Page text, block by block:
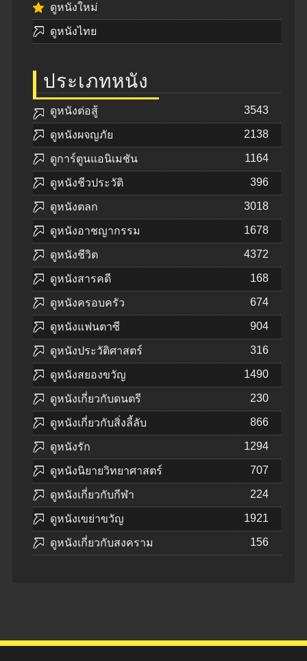
ดูหนังใหม่
ดูหนังไทย
ประเภทหนัง
ดูหนังต่อสู้ 3543
ดูหนังผจญภัย 2138
ดูการ์ตูนแอนิเมชัน 1164
ดูหนังชีวประวัติ 396
ดูหนังตลก 3018
ดูหนังอาชญากรรม 1678
ดูหนังชีวิต 4372
ดูหนังสารคดี 168
ดูหนังครอบครัว 674
ดูหนังแฟนตาซี 904
ดูหนังประวัติศาสตร์ 316
ดูหนังสยองขวัญ 1490
ดูหนังเกี่ยวกับดนตรี 230
ดูหนังเกี่ยวกับสิ่งลี้ลับ 866
ดูหนังรัก 1294
ดูหนังนิยายวิทยาศาสตร์ 707
ดูหนังเกี่ยวกับกีฬา 224
ดูหนังเขย่าขวัญ 1921
ดูหนังเกี่ยวกับสงคราม 156